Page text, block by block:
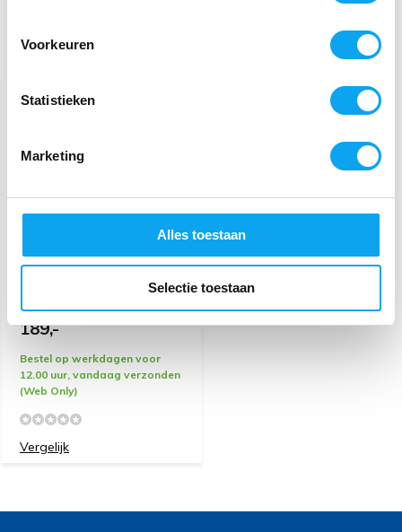
Voorkeuren
Statistieken
Marketing
Alles toestaan
Selectie toestaan
Verzwaarde Deken
katoen Beige
189,-
Bestel op werkdagen voor
12.00 uur, vandaag verzonden
(Web Only)
Vergelijk